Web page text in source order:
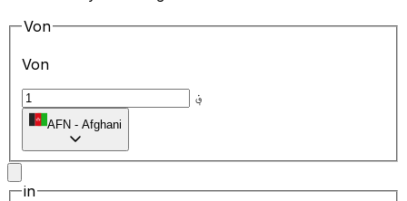
Von
Von
؋
AFN - Afghani
in